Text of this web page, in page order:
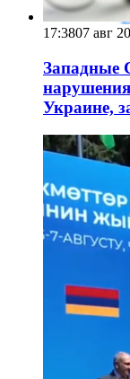
17:3807 авг
Западные
Украине,